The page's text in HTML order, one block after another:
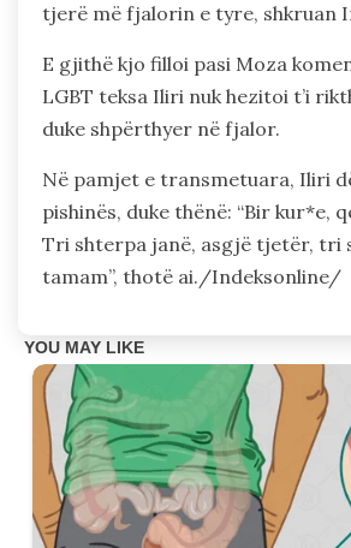
tjerë më fjalorin e tyre, shkruan
E gjithë kjo filloi pasi Moza
LGBT teksa Iliri nuk hezitoi t’i
duke shpërthyer në fjalor.
Në pamjet e transmetuara, Iliri
pishinës, duke thënë: “Bir kur*e,
Tri shterpa janë, asgjë tjetër, tri
tamam”, thotë ai./Indeksonline/